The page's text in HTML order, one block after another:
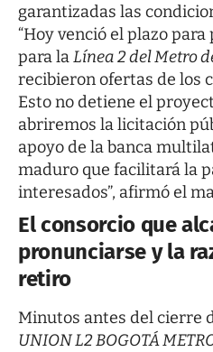
garantizadas las
“Hoy venció el plazo
para laLínea 2 del Metro
recibieron ofertas de los
Esto no detiene el
abriremos la licitación
apoyo de la banca
maduro que facilitará la
interesados”, afirmó el
El consorcio que
pronunciarse y la
retiro
Minutos antes del cierre
UNION L2 BOGOTÁ